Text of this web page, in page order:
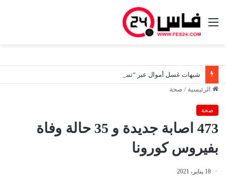
القائمة
الرئيسية / صحة
صحة
473 اصابة جديدة و 35 حالة وفاة
بفيروس كورونا
18 يناير، 2021